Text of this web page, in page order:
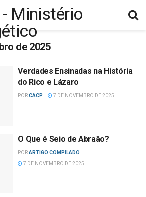
de 2025
Verdades Ensinadas na História
do Rico e Lázaro
PORCACP 7 DE NOVEMBRO DE 2025
O Que é Seio de Abraão?
PORARTIGO COMPILADO
7 DE NOVEMBRO DE 2025